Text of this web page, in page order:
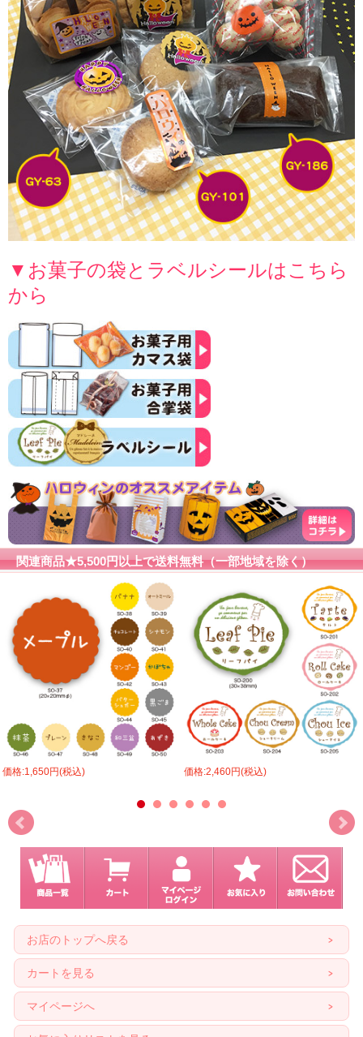
▼お菓子の袋とラベルシールはこちら
から
関連商品★5,500円以上で送料無料（一部地域を除く）
価格:1,650円(税込) 価格:2,460円(税込)
お店のトップへ戻る
カートを見る
マイページへ